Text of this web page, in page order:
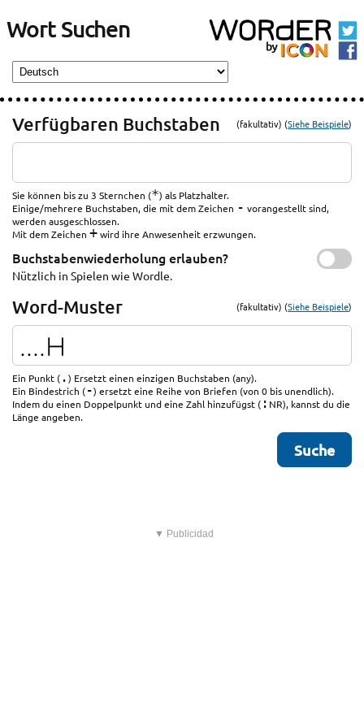
Wort Suchen
Verfügbaren Buchstaben (fakultativ) (Siehe Beispiele)
Sie können bis zu 3 Sternchen (*) als Platzhalter.
Einige/mehrere Buchstaben, die mit dem Zeichen - vorangestellt sind,
werden ausgeschlossen.
Mit dem Zeichen +wird ihre Anwesenheit erzwungen.
Buchstabenwiederholung erlauben?
Nützlich in Spielen wie Wordle.
Word-Muster (fakultativ) (Siehe Beispiele)
Ein Punkt (.) Ersetzt einen einzigen Buchstaben (any).
Ein Bindestrich (-) ersetzt eine Reihe von Briefen (von 0 bis unendlich).
Indem du einen Doppelpunkt und eine Zahl hinzufügst (: NR), kannst du die
Länge angeben.
▼ Publicidad